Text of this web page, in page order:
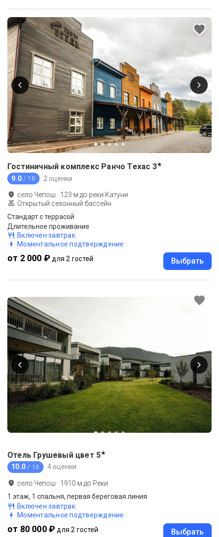
Гостиничный комплекс Ранчо Техас 3★
9.0 / 10 2 оценки
село Чепош · 123 м до реки Катуни
Открытый сезонный бассейн
Стандарт с террасой
Длительное проживание
Включен завтрак
Моментальное подтверждение
от 2 000 ₽ для 2 гостей Выбрать
Отель Грушевый цвет 5★
10.0 / 10 4 оценки
село Чепош · 1910 м до Реки
1 этаж, 1 спальня, первая береговая линия
Включен завтрак
Моментальное подтверждение
от 80 000 ₽ для 2 гостей Выбрать